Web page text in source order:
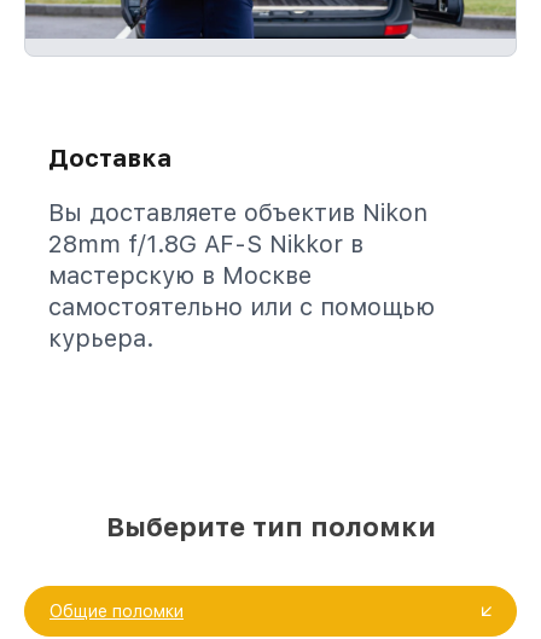
Доставка
Вы доставляете объектив Nikon
28mm f/1.8G AF-S Nikkor в
мастерскую в Москве
самостоятельно или с помощью
курьера.
Выберите тип поломки
Общие поломки